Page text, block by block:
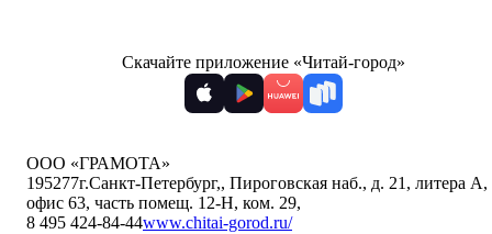
Скачайте приложение «Читай-город»
ООО «ГРАМОТА»
195277г.Санкт-Петербург,, Пироговская наб., д. 21, литера А,
офис 63, часть помещ. 12-Н, ком. 29,
8 495 424-84-44www.chitai-gorod.ru/